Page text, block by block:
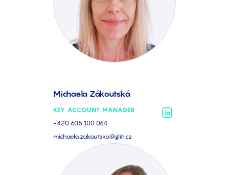
Michaela Zákoutská
KEY ACCOUNT MANAGER
+420 605 100 064
michaela.zakoutska@glitr.cz